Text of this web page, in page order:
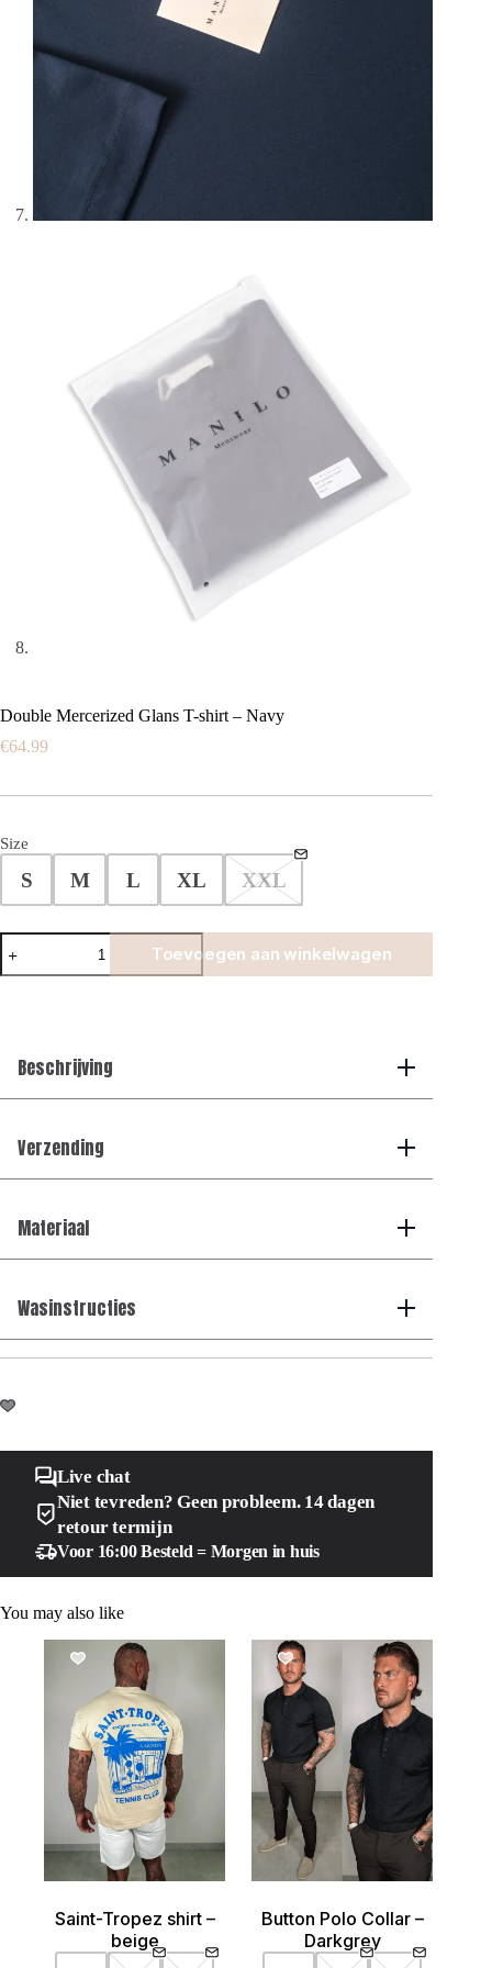
Double Mercerized Glans T-shirt – Navy
€64.99
Size
S M L XL XXL
Double
Mercerized
Glans
aantal
Toevoegen aan winkelwagen
Beschrijving
Verzending
Materiaal
Wasinstructies
Live chat
Niet tevreden? Geen probleem. 14 dagen
retour termijn
Voor 16:00 Besteld = Morgen in huis
You may also like
SALE!
Saint-Tropez shirt –
beige
SALE!
Button Polo Collar –
Darkgrey